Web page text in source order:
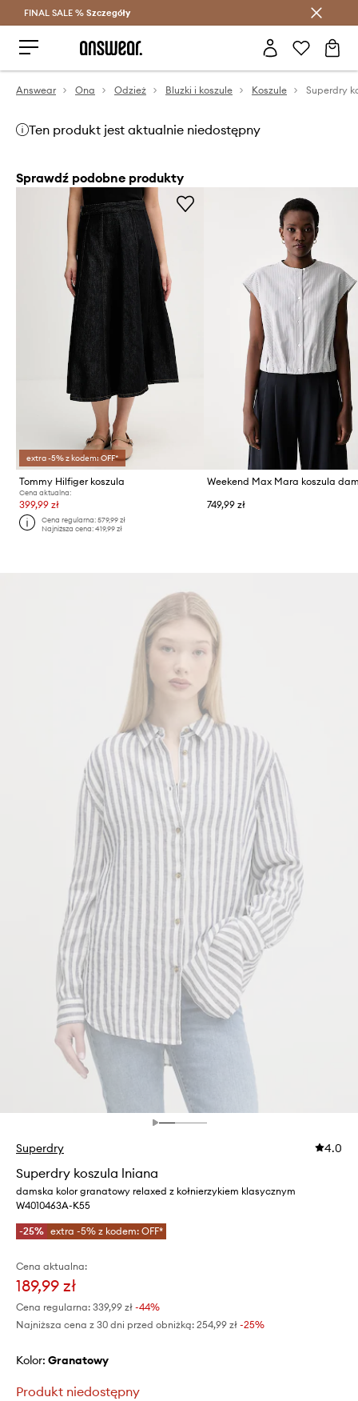
Oszczędzaj z Answear Club >
FINAL SALE % Szczegóły
Answear Ona Odzież Bluzki i koszule Koszule Superdry
Ten produkt jest aktualnie niedostępny
Sprawdź podobne produkty
extra -5% z kodem: OFF*
Tommy Hilfiger koszula
Cena aktualna:
399,99 zł
Cena regularna:579,99 zł
Najniższa cena:419,99 zł
749,99 zł
Superdry 4.0
Superdry koszula lniana
damska kolor granatowy relaxed z kołnierzykiem klasycznym
W4010463A-K55
-25% extra -5% z kodem: OFF*
Cena aktualna:
189,99 zł
Cena regularna: 339,99 zł -44%
Najniższa cena z 30 dni przed obniżką: 254,99 zł -25%
Kolor: granatowy
Produkt niedostępny